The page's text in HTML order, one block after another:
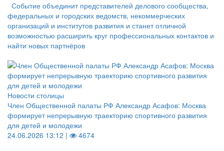
Событие объединит представителей делового сообщества,
федеральных и городских ведомств, некоммерческих
организаций и институтов развития и станет отличной
возможностью расширить круг профессиональных контактов и
найти новых партнёров
Новости столицы
Член Общественной палаты РФ Александр Асафов: Москва
формирует непрерывную траекторию спортивного развития
для детей и молодежи
24.06.2026 13:12 |
4674